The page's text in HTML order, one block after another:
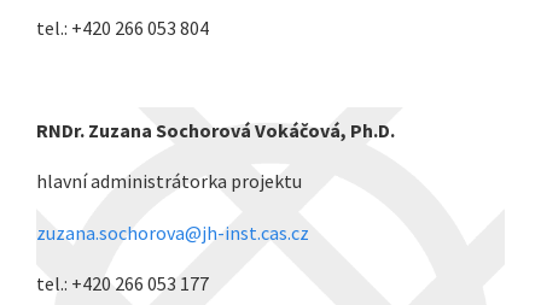
tel.: +420 266 053 804
RNDr. Zuzana Sochorová Vokáčová, Ph.D.
hlavní administrátorka projektu
zuzana.sochorova@jh-inst.cas.cz
tel.: +420 266 053 177